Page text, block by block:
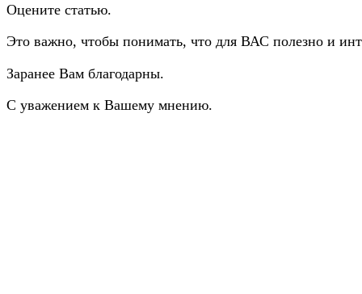
Оцените статью.
Это важно, чтобы понимать, что для ВАС полезно и
Заранее Вам благодарны.
С уважением к Вашему мнению.